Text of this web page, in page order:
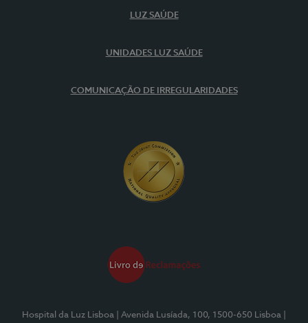
LUZ SAÚDE
UNIDADES LUZ SAÚDE
COMUNICAÇÃO DE IRREGULARIDADES
Hospital da Luz Lisboa | Avenida Lusíada, 100, 1500-650 Lisboa